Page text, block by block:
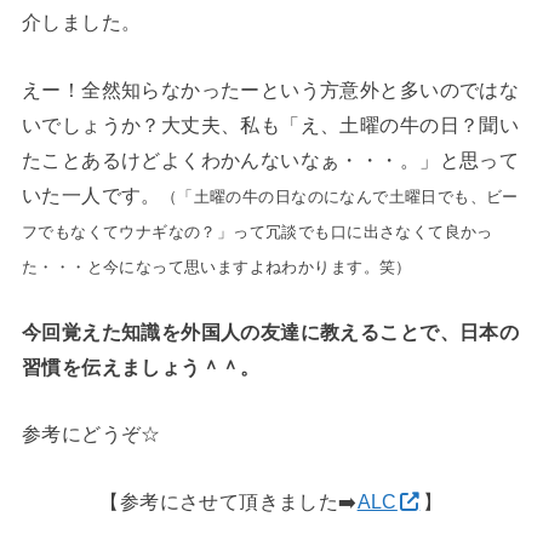
介しました。
えー！全然知らなかったーという方意外と多いのではな
いでしょうか？大丈夫、私も「え、土曜の牛の日？聞い
たことあるけどよくわかんないなぁ・・・。」と思って
いた一人です。
（「土曜の牛の日なのになんで土曜日でも、ビー
フでもなくてウナギなの？」って冗談でも口に出さなくて良かっ
た・・・と今になって思いますよねわかります。笑）
今回覚えた知識を外国人の友達に教えることで、日本の
習慣を伝えましょう＾＾。
参考にどうぞ☆
【参考にさせて頂きました➡️ALC 】